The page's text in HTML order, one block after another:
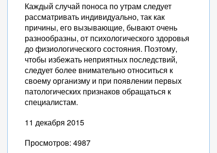
Каждый случай поноса по утрам следует
рассматривать индивидуально, так как
причины, его вызывающие, бывают очень
разнообразны, от психологического здоровья
до физиологического состояния. Поэтому,
чтобы избежать неприятных последствий,
следует более внимательно относиться к
своему организму и при появлении первых
патологических признаков обращаться к
специалистам.
11 декабря 2015
Просмотров: 4987